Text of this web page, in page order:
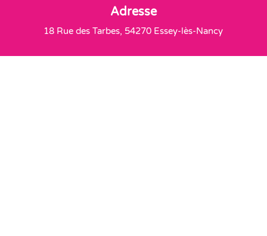
Adresse
18 Rue des Tarbes, 54270 Essey-lès-Nancy